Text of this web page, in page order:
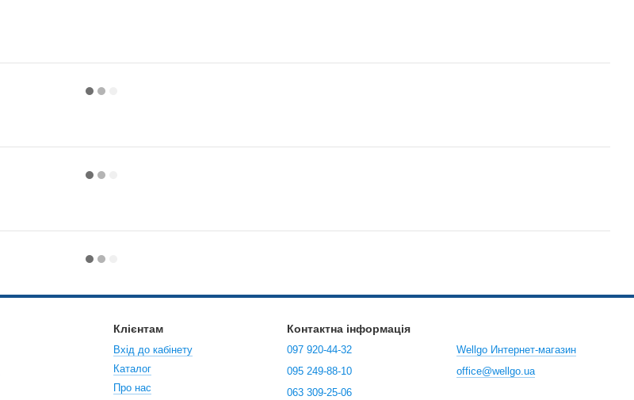
Клієнтам
Вхід до кабінету
Каталог
Про нас
Контактна інформація
097 920-44-32
095 249-88-10
063 309-25-06
Wellgo Интернет-магазин
office@wellgo.ua